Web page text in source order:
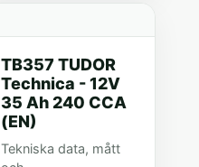
TB357 TUDOR
Technica - 12V
35 Ah 240 CCA
(EN)
Tekniska data, mått